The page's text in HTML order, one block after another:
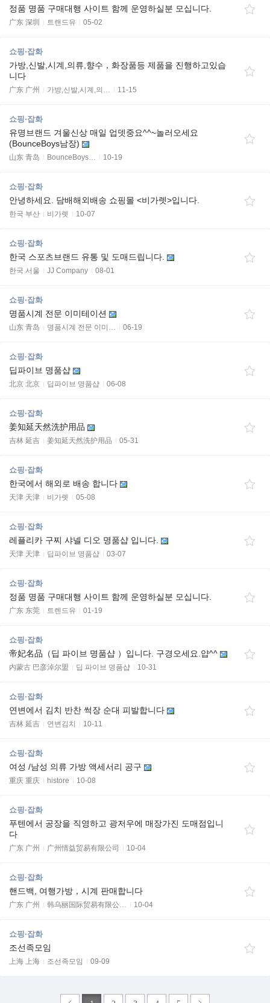
정품 명품 구매대행 사이트 함께 운영하실분 모십니다.
广东 深圳 트랜드유 05-02
쇼핑·잡화
가방,신발,시계,의류,향수，화장품등 제품을 진행하고있습
니다
广东 广州 가방,신발,시계,의… 11-15
쇼핑·잡화
유명브랜드 겨울신상 매일 업뎃중요^^~놀러오세요
(BounceBoys남장)
山东 青岛 BounceBoys… 10-19
쇼핑·잡화
안녕하세요. 담배해외배송 쇼핑몰 <비가렛>입니다.
한국 부산 비가렛 10-07
쇼핑·잡화
한국 스포츠브랜드 유통 및 도매드립니다.
한국 서울 JJ Company 08-01
쇼핑·잡화
명품시계 전문 이미테이션
山东 青岛 명품시계 전문 이미… 06-19
쇼핑·잡화
딥파이브 명품샵
北京 北京 딥파이브 명품샵 06-08
쇼핑·잡화
姜知延天然洗护用品
吉林 延吉 姜知延天然洗护用品 05-31
쇼핑·잡화
한국에서 해외로 배송 합니다
天津 天津 비가렛 05-08
쇼핑·잡화
레플리카 구찌 샤넬 디오 명품샵 입니다.
天津 天津 딥파이브 명품샵 03-07
쇼핑·잡화
정품 명품 구매대행 사이트 함께 운영하실분 모십니다.
广东 东莞 트렌드유 01-19
쇼핑·잡화
帝妃名品（딥 파이브 명품샵 ）입니다. 구경오세요.얍^^
内蒙古 巴彦淖尔盟 딥 파이브 명품샵 10-31
쇼핑·잡화
연변에서 김치 반찬 썩장 순대 피발합니다
吉林 延吉 연변김치 10-11
쇼핑·잡화
여성 /남성 의류 가방 액세서리 공구
重庆 重庆 histore 10-08
쇼핑·잡화
푸텐에서 공장을 직영하고 광저우에 매장가진 도매점입니
다
广东 广州 广州情益贸易有限公司 10-04
쇼핑·잡화
핸드백, 여행가방，시계 판매합니다
广东 广州 韩乌丽国际贸易有限公… 10-04
쇼핑·잡화
조선족모임
上海 上海 조선족모임 09-09